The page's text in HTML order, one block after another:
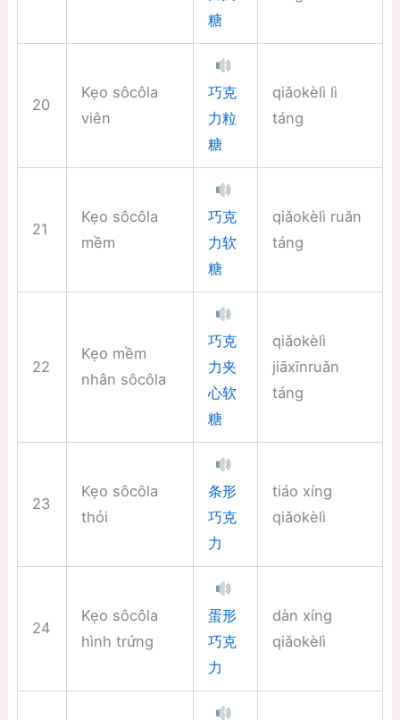
糖
20
Kẹo sôcôla
viên
巧克
力粒
糖
qiǎokèlì lì
táng
21
Kẹo sôcôla
mềm
巧克
力软
糖
qiǎokèlì ruǎn
táng
22
Kẹo mềm
nhân sôcôla
巧克
力夹
心软
糖
qiǎokèlì
jiāxīnruǎn
táng
23
Kẹo sôcôla
thỏi
条形
巧克
力
tiáo xíng
qiǎokèlì
24
Kẹo sôcôla
hình trứng
蛋形
巧克
力
dàn xíng
qiǎokèlì